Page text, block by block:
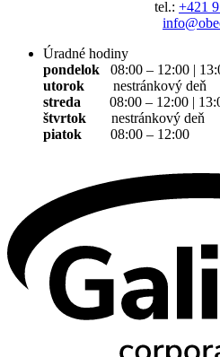
tel.: +421
Úradné hodiny
pondelok
08:00 – 12:00 |
utorok nestránkový deň
streda 08:00 – 12:00 |
štvrtok nestránkový deň
piatok 08:00 – 12:00